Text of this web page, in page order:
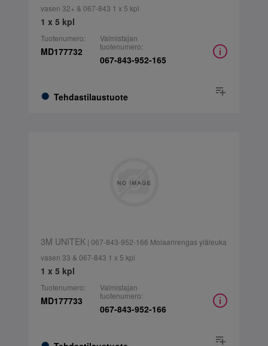
vasen 32+ & 067-843 1 x 5 kpl
1 x 5 kpl
Tuotenumero:
MD177732
Tehdastilaustuote
Valmistajan
tuotenumero:
067-843-952-165
3M UNITEK| 067-843-952-166 Molaarirengas yläleuka
vasen 33 & 067-843 1 x 5 kpl
1 x 5 kpl
Tuotenumero:
MD177733
Valmistajan
tuotenumero:
067-843-952-166